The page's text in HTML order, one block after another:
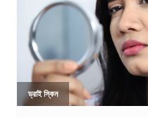
ড্রাই স্কিন